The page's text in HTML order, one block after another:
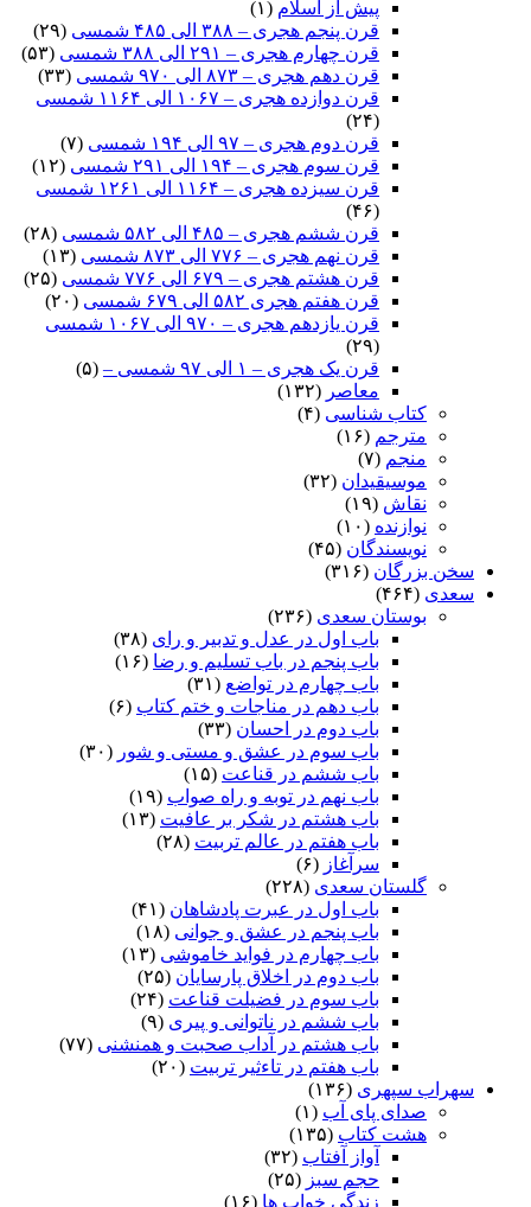
پیش از اسلام (۱)
قرن پنجم هجری – ۳۸۸ الی ۴۸۵ شمسی
(۲۹)
قرن چهارم هجری – ۲۹۱ الی ۳۸۸ شمسی
(۵۳)
قرن دهم هجری – ۸۷۳ الی ۹۷۰ شمسی
(۳۳)
قرن دوازده هجری – ۱۰۶۷ الی ۱۱۶۴ شمسی
(۲۴)
قرن دوم هجری – ۹۷ الی ۱۹۴ شمسی
(۷)
قرن سوم هجری – ۱۹۴ الی ۲۹۱ شمسی
(۱۲)
قرن سیزده هجری – ۱۱۶۴ الی ۱۲۶۱ شمسی
(۴۶)
قرن ششم هجری – ۴۸۵ الی ۵۸۲ شمسی
(۲۸)
قرن نهم هجری – ۷۷۶ الی ۸۷۳ شمسی
(۱۳)
قرن هشتم هجری – ۶۷۹ الی ۷۷۶ شمسی
(۲۵)
قرن هفتم هجری ۵۸۲ الی ۶۷۹ شمسی
(۲۰)
قرن یازدهم هجری – ۹۷۰ الی ۱۰۶۷ شمسی
(۲۹)
قرن یک هجری – ۱ الی ۹۷ شمسی –
(۵)
معاصر (۱۳۲)
کتاب شناسی (۴)
مترجم (۱۶)
منجم (۷)
موسیقیدان (۳۲)
نقاش (۱۹)
نوازنده (۱۰)
نویسندگان (۴۵)
سخن بزرگان (۳۱۶)
سعدی (۴۶۴)
بوستان سعدی (۲۳۶)
باب اول در عدل و تدبیر و رای (۳۸)
باب پنجم در باب تسلیم و رضا (۱۶)
باب چهارم در تواضع (۳۱)
باب دهم در مناجات و ختم کتاب (۶)
باب دوم در احسان (۳۳)
باب سوم در عشق و مستی و شور (۳۰)
باب ششم در قناعت (۱۵)
باب نهم در توبه و راه صواب (۱۹)
باب هشتم در شکر بر عافیت (۱۳)
باب هفتم در عالم تربیت (۲۸)
سرآغاز (۶)
گلستان سعدی (۲۲۸)
باب اول در عبرت پادشاهان (۴۱)
باب پنجم در عشق و جوانى (۱۸)
باب چهارم در فواید خاموشى (۱۳)
باب دوم در اخلاق پارسایان (۲۵)
باب سوم در فضیلت قناعت (۲۴)
باب ششم در ناتوانى و پیرى (۹)
باب هشتم در آداب صحبت و همنشنى (۷۷)
باب هفتم در تاءثیر تربیت (۲۰)
سهراب سپهری (۱۳۶)
صدای پای آب (۱)
هشت کتاب (۱۳۵)
آواز آفتاب (۳۲)
حجم سبز (۲۵)
زندگی خواب ها (۱۶)